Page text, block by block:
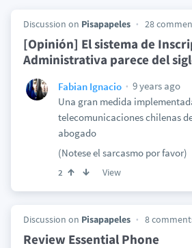
Discussion on Pisapapeles 28
[Opinión] El sistema de
Administrativa parece del
Fabian Ignacio
9 years ago
Una gran medida
telecomunicaciones chilenas
abogado
(Notese el sarcasmo por favor)
2 View
Discussion on Pisapapeles 8
Review Essential Phone